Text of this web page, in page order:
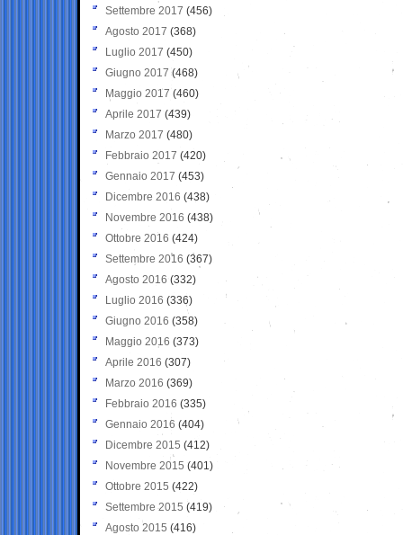
Settembre 2017 (456)
Agosto 2017 (368)
Luglio 2017 (450)
Giugno 2017 (468)
Maggio 2017 (460)
Aprile 2017 (439)
Marzo 2017 (480)
Febbraio 2017 (420)
Gennaio 2017 (453)
Dicembre 2016 (438)
Novembre 2016 (438)
Ottobre 2016 (424)
Settembre 2016 (367)
Agosto 2016 (332)
Luglio 2016 (336)
Giugno 2016 (358)
Maggio 2016 (373)
Aprile 2016 (307)
Marzo 2016 (369)
Febbraio 2016 (335)
Gennaio 2016 (404)
Dicembre 2015 (412)
Novembre 2015 (401)
Ottobre 2015 (422)
Settembre 2015 (419)
Agosto 2015 (416)